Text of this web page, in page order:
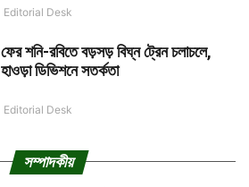
Editorial Desk
ফের শনি-রবিতে বড়সড় বিঘ্ন ট্রেন চলাচলে,
হাওড়া ডিভিশনে সতর্কতা
Editorial Desk
সম্পাদকীয়